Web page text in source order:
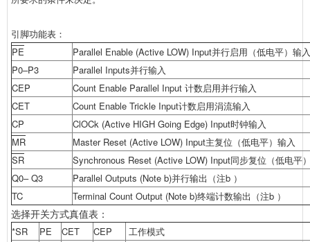
引脚功能表：
PE
Parallel Enable (Active LOW) Input并行启用（低电平）输入
P0–P3
Parallel Inputs并行输入
CEP
Count Enable Parallel Input 计数启用并行输入
CET
Count Enable Trickle Input计数启用涓流输入
CP
ClOCk (Active HIGH Going Edge) Input时钟输入
MR
Master Reset (Active LOW) Input主复位（低电平）输入
SR
Synchronous Reset (Active LOW) Input同步复位（低电平
Q0– Q3
Parallel Outputs (Note b)并行输出（注b ）
TC
Terminal Count Output (Note b)终端计数输出（注b ）
选择开关方式真值表：
*SR PE CET CEP
工作模式